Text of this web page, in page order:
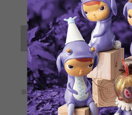
International
日本国内に
※この商品は1点までのご注文と